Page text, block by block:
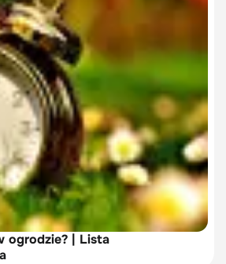
ogrodzie? | Lista